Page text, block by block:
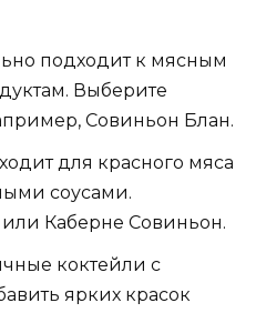
подходит к мясным
Выберите
Совиньон Блан.
для красного мяса
соусами.
Каберне Совиньон.
коктейли с
ярких красок